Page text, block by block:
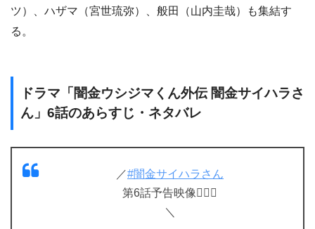
ツ）、ハザマ（宮世琉弥）、般田（山内圭哉）も集結す
る。
ドラマ「闇金ウシジマくん外伝 闇金サイハラさ
ん」6話のあらすじ・ネタバレ
／#闇金サイハラさん
第6話予告映像❤️‍🔥🦏
＼